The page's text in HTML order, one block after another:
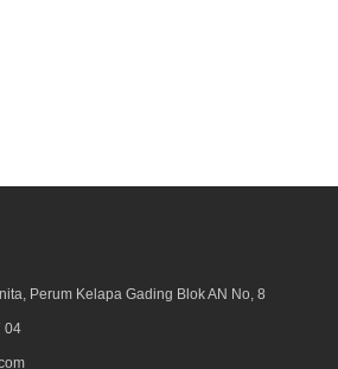
Perum Kelapa Gading Blok AN No, 8
04